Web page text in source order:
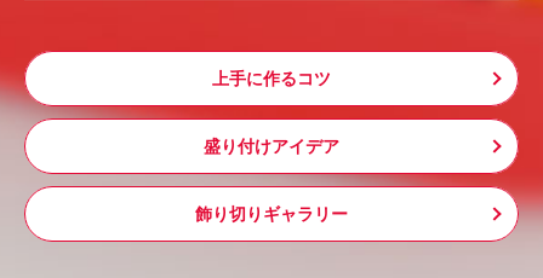
上手に作るコツ
盛り付けアイデア
飾り切りギャラリー